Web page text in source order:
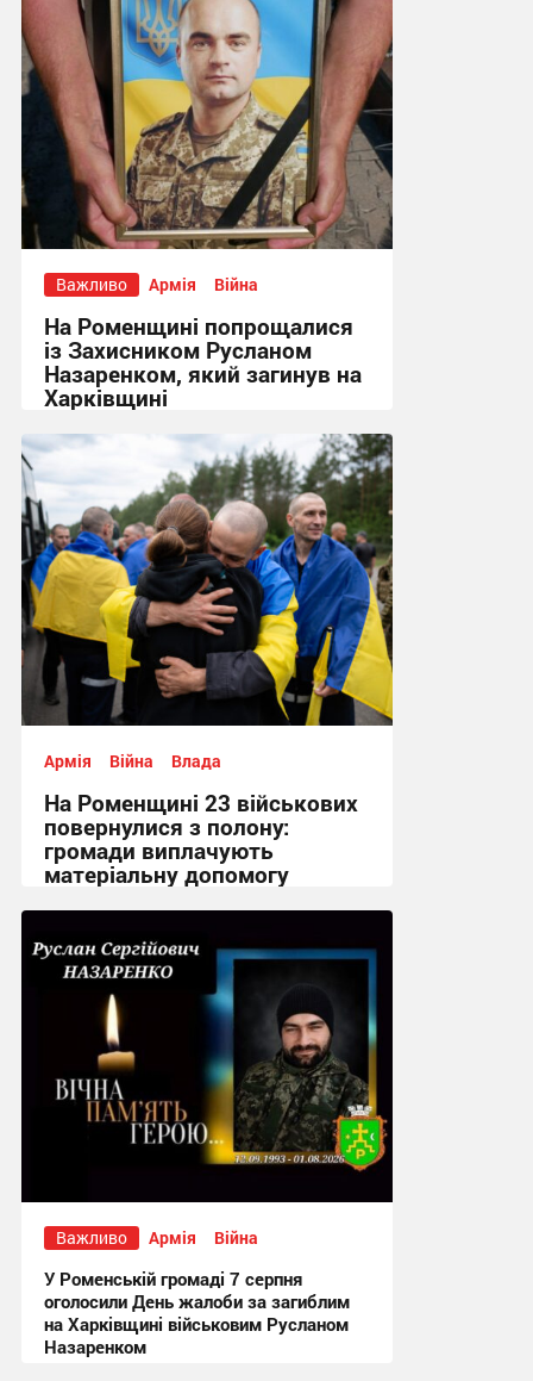
Важливо Армія Війна
На Роменщині попрощалися
із Захисником Русланом
Назаренком, який загинув на
Харківщині
Армія Війна Влада
На Роменщині 23 військових
повернулися з полону:
громади виплачують
матеріальну допомогу
12:02 вчора
Важливо Армія Війна
У Роменській громаді 7 серпня
оголосили День жалоби за загиблим
на Харківщині військовим Русланом
Назаренком